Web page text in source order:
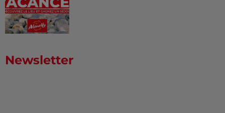
Newsletter